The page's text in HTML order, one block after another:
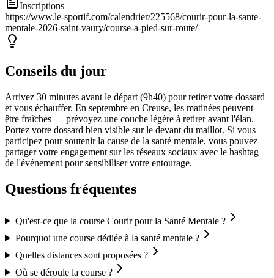
Inscriptions
https://www.le-sportif.com/calendrier/225568/courir-pour-la-sante-
mentale-2026-saint-vaury/course-a-pied-sur-route/
Conseils du jour
Arrivez 30 minutes avant le départ (9h40) pour retirer votre dossard
et vous échauffer. En septembre en Creuse, les matinées peuvent
être fraîches — prévoyez une couche légère à retirer avant l'élan.
Portez votre dossard bien visible sur le devant du maillot. Si vous
participez pour soutenir la cause de la santé mentale, vous pouvez
partager votre engagement sur les réseaux sociaux avec le hashtag
de l'événement pour sensibiliser votre entourage.
Questions fréquentes
Qu'est-ce que la course Courir pour la Santé Mentale ?
Pourquoi une course dédiée à la santé mentale ?
Quelles distances sont proposées ?
Où se déroule la course ?